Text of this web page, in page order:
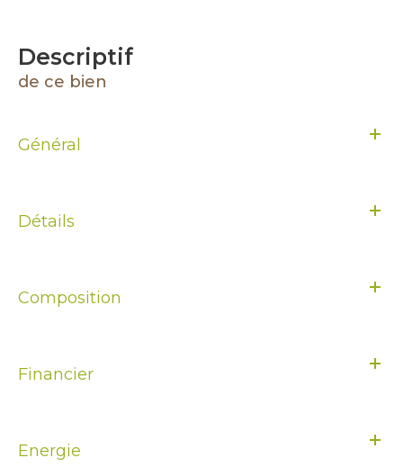
descriptif
de ce bien
Général
Détails
Composition
Financier
Energie